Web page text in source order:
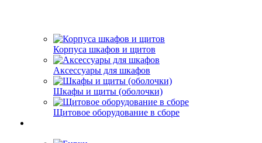
Корпуса шкафов и щитов
Аксессуары для шкафов
Шкафы и щиты (оболочки)
Щитовое оборудование в сборе